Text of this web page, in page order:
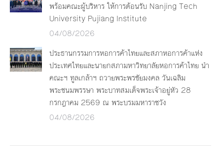
พร้อมคณะผู้บริหาร ให้การต้อนรับ Nanjing Tech
University Pujiang Institute
04/08/2026
ประธานกรรมการหอการค้าไทยและสภาหอการค้าแห่ง
ประเทศไทยและนายกสภามหาวิทยาลัยหอการค้าไทย นำ
คณะฯ ทูลเกล้าฯ ถวายพระพรชัยมงคล วันเฉลิม
พระชนมพรรษา พระบาทสมเด็จพระเจ้าอยู่หัว 28
กรกฎาคม 2569 ณ พระบรมมหาราชวัง
04/08/2026